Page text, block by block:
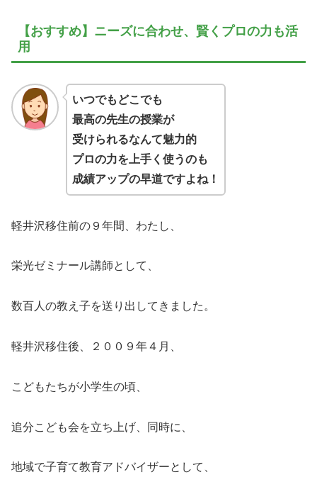
【おすすめ】ニーズに合わせ、賢くプロの力も活
用
いつでもどこでも
最高の先生の授業が
受けられるなんて魅力的
プロの力を上手く使うのも
成績アップの早道ですよね！
軽井沢移住前の９年間、わたし、
栄光ゼミナール講師として、
数百人の教え子を送り出してきました。
軽井沢移住後、２００９年４月、
こどもたちが小学生の頃、
追分こども会を立ち上げ、同時に、
地域で子育て教育アドバイザーとして、